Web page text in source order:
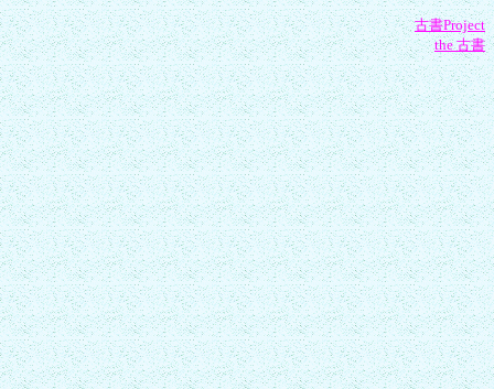
古書Project
the 古書